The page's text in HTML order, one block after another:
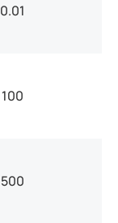
0.01
100
500